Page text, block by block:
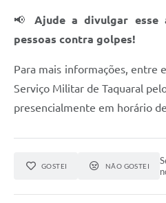
📢Ajude a divulgar
pessoas contra golpes!
Para mais informações, entre
Serviço Militar de Taquaral
presencialmente em horário
GOSTEI NÃO GOSTEI